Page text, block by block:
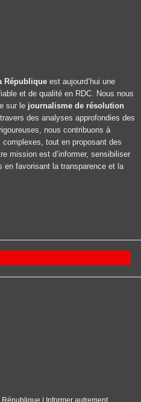
République est aujourd’hui une
et de qualité en RDC. Nous nous
sur le journalisme de résolution
des analyses approfondies des
nous contribuons à
tout en proposant des
mission est d’informer, sensibiliser
en favorisant la transparence et la
| Informer autrement